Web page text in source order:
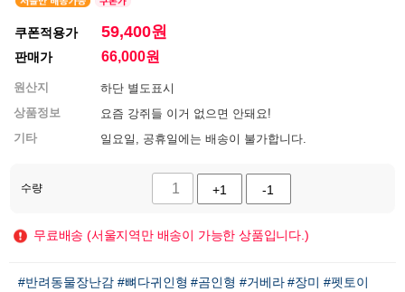
쿠폰적용가 59,400원
판매가 66,000원
원산지
하단 별도표시
상품정보
요즘 강쥐들 이거 없으면 안돼요!
기타
일요일, 공휴일에는 배송이 불가합니다.
수량 +1 -1
무료배송 (서울지역만 배송이 가능한 상품입니다.)
#반려동물장난감 #뼈다귀인형 #곰인형 #거베라 #장미 #펫토이